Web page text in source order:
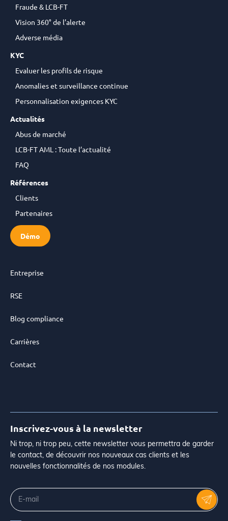
Fraude & LCB-FT
Vision 360° de l’alerte
Adverse média
KYC
Evaluer les profils de risque
Anomalies et surveillance continue
Personnalisation exigences KYC
Actualités
Abus de marché
LCB-FT AML : Toute l’actualité
FAQ
Références
Clients
Partenaires
Démo
Entreprise
RSE
Blog compliance
Carrières
Contact
Inscrivez-vous à la newsletter
Ni trop, ni trop peu, cette newsletter vous permettra de garder
le contact, de découvrir nos nouveaux cas clients et les
nouvelles fonctionnalités de nos modules.